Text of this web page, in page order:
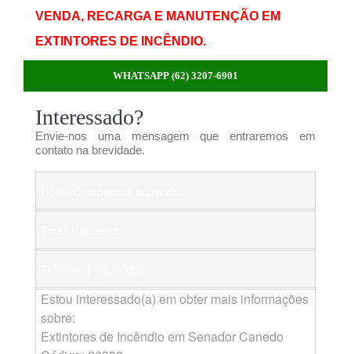
VENDA, RECARGA E MANUTENÇÃO EM
EXTINTORES DE INCÊNDIO.
WHATSAPP (62) 3207-6901
Interessado?
Envie-nos uma mensagem que entraremos em
contato na brevidade.